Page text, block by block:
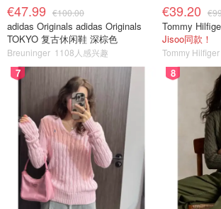
€47.99 €100.00
adidas Originals adidas Originals
TOKYO 复古休闲鞋 深棕色
Breuninger 1108人感兴趣
€39.20
Tommy
Jisoo同款！
Tommy Hilfiger
7 8